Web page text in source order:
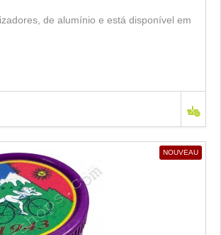
de alumínio e está disponível em
NOUVEAU